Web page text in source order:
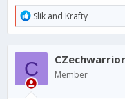
R
e
a
c
o
n
Slik and Krafty
C CZechwarrior
Member